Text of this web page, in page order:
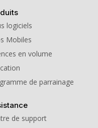
logiciels
Mobiles
en volume
de parrainage
de support